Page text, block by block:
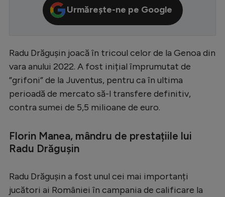
Serie A
Bundesliga
Campionate
Starurile fotbalului
EURO 2024
Clasamente
Tenis
Urmărește-ne pe Google
Radu Drăgușin joacă în tricoul celor de la Genoa din
vara anului 2022. A fost inițial împrumutat de
”grifoni” de la Juventus, pentru ca în ultima
perioadă de mercato să-l transfere definitiv,
contra sumei de 5,5 milioane de euro.
Florin Manea, mândru de prestațiile lui
Radu Drăgușin
Radu Drăgușin a fost unul cei mai importanți
jucători ai României în campania de calificare la